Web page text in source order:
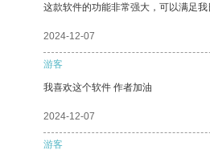
这款软件的功能非常强大，可以满足我
2024-12-07
游客
我喜欢这个软件 作者加油
2024-12-07
游客